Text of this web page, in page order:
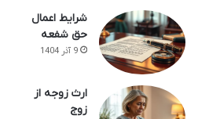
شرایط اعمال
حق شفعه
9 آذر 1404
ارث زوجه از
زوج